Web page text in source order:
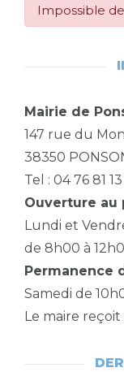
Impossible
Mairie de
147 rue du
38350
Tel : 04 76 81
Ouverture au
Lundi et
de 8h00 à
Permanence
Samedi de
Le maire reçoit